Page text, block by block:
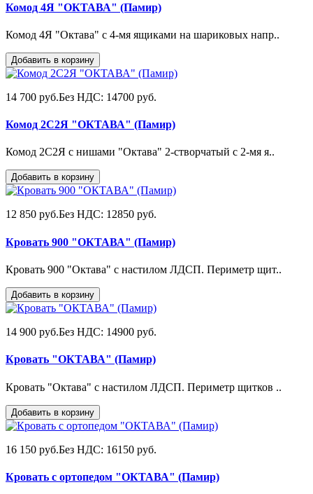
Комод 4Я "ОКТАВА" (Памир)
Комод 4Я "Октава" с 4-мя ящиками на шариковых напр..
Добавить в корзину
14 700 руб.Без НДС: 14700 руб.
Комод 2С2Я "ОКТАВА" (Памир)
Комод 2С2Я с нишами "Октава" 2-створчатый с 2-мя я..
Добавить в корзину
12 850 руб.Без НДС: 12850 руб.
Кровать 900 "ОКТАВА" (Памир)
Кровать 900 "Октава" с настилом ЛДСП. Периметр щит..
Добавить в корзину
14 900 руб.Без НДС: 14900 руб.
Кровать "ОКТАВА" (Памир)
Кровать "Октава" с настилом ЛДСП. Периметр щитков ..
Добавить в корзину
16 150 руб.Без НДС: 16150 руб.
Кровать с ортопедом "ОКТАВА" (Памир)